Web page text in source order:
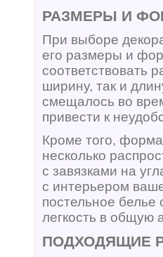
РАЗМЕРЫ И
При выборе
его размеры и
соответствовать
ширину, так и
смещалось во
привести к
Кроме того,
несколько
с завязками на
с интерьером
постельное белье
легкость в общую
ПОДХОДЯЩИЕ